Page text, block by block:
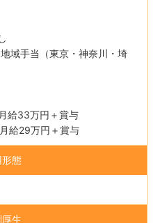
域手当（東京・神奈川・埼
給33万円＋賞与
給29万円＋賞与
形態
生